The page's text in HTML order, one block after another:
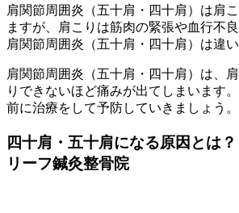
肩関節周囲炎（五十肩・四十肩）は肩
ますが、肩こりは筋肉の緊張や血行不
肩関節周囲炎（五十肩・四十肩）は違い
肩関節周囲炎（五十肩・四十肩）は、
りできないほど痛みが出てしまいます
前に治療をして予防していきましょう。
四十肩・五十肩になる原因とは
リーフ鍼灸整骨院